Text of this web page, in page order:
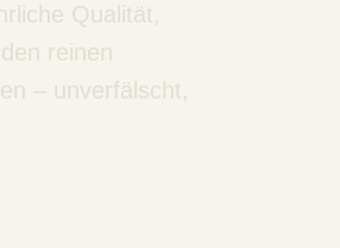
Qualität,
reinen
– unverfälscht,